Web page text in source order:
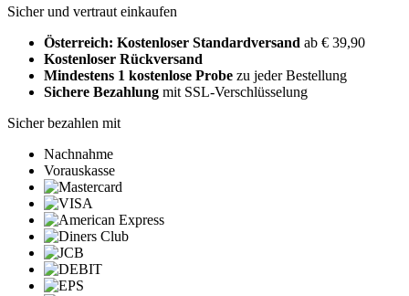
Sicher und vertraut einkaufen
Österreich: Kostenloser Standardversand ab € 39,90
Kostenloser Rückversand
Mindestens 1 kostenlose Probe zu jeder Bestellung
Sichere Bezahlung mit SSL-Verschlüsselung
Sicher bezahlen mit
Nachnahme
Vorauskasse